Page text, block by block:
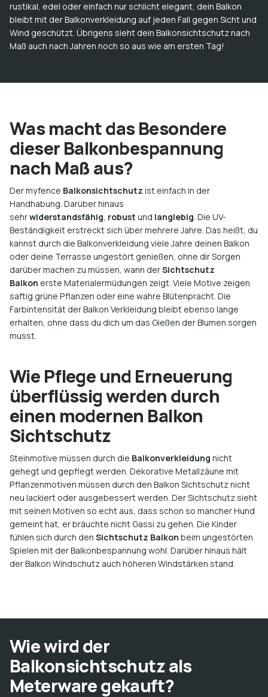
rustikal, edel oder einfach nur schlicht elegant, dein Balkon
bleibt mit der Balkonverkleidung auf jeden Fall gegen Sicht und
Wind geschützt. Übrigens sieht dein Balkonsichtschutz nach
Maß auch nach Jahren noch so aus wie am ersten Tag!
Was macht das Besondere
dieser Balkonbespannung
nach Maß aus?
Der myfence Balkonsichtschutz ist einfach in der
Handhabung. Darüber hinaus
sehrwiderstandsfähig, robust und langlebig. Die UV-
Beständigkeit erstreckt sich über mehrere Jahre. Das heißt, du
kannst durch die Balkonverkleidung viele Jahre deinen Balkon
oder deine Terrasse ungestört genießen, ohne dir Sorgen
darüber machen zu müssen, wann derSichtschutz
Balkon erste Materialermüdungen zeigt. Viele Motive zeigen
saftig grüne Pflanzen oder eine wahre Blütenpracht. Die
Farbintensität der Balkon Verkleidung bleibt ebenso lange
erhalten, ohne dass du dich um das Gießen der Blumen sorgen
musst.
Wie Pflege und Erneuerung
überflüssig werden durch
einen modernen Balkon
Sichtschutz
Steinmotive müssen durch die Balkonverkleidung nicht
gehegt und gepflegt werden. Dekorative Metallzäune mit
Pflanzenmotiven müssen durch den Balkon Sichtschutz nicht
neu lackiert oder ausgebessert werden. Der Sichtschutz sieht
mit seinen Motiven so echt aus, dass schon so mancher Hund
gemeint hat, er bräuchte nicht Gassi zu gehen. Die Kinder
fühlen sich durch den Sichtschutz Balkon beim ungestörten
Spielen mit der Balkonbespannung wohl. Darüber hinaus hält
der Balkon Windschutz auch höheren Windstärken stand.
Wie wird der
Balkonsichtschutz als
Meterware gekauft?